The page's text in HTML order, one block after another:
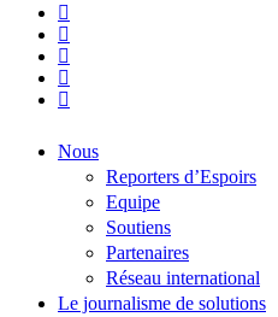
twitter
facebook
linkedin
youtube
flickr
Close
Nous
Reporters d’Espoirs
Equipe
Soutiens
Partenaires
Réseau international
Le journalisme de solutions